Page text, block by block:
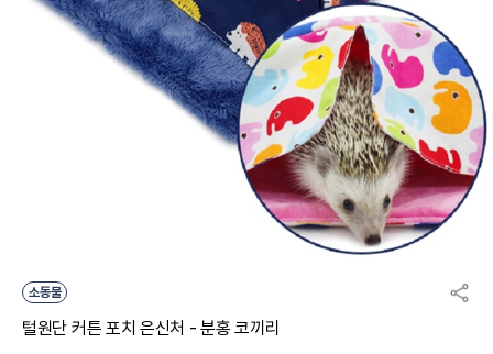
소동물
털원단 커튼 포치 은신처 - 분홍 코끼리